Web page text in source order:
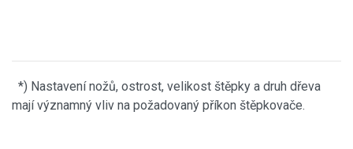
*) Nastavení nožů, ostrost, velikost štěpky a druh dřeva
mají významný vliv na požadovaný příkon štěpkovače.